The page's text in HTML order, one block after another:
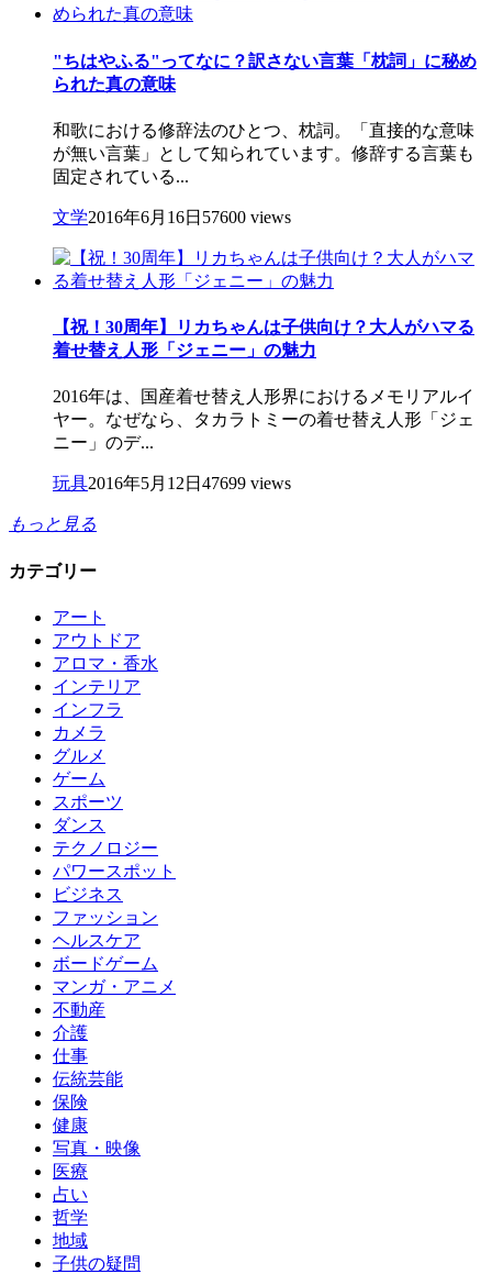
"ちはやふる"ってなに？訳さない言葉「枕詞」に秘め
られた真の意味
和歌における修辞法のひとつ、枕詞。「直接的な意味
が無い言葉」として知られています。修辞する言葉も
固定されている...
文学2016年6月16日 57600 views
【祝！30周年】リカちゃんは子供向け？大人がハマる
着せ替え人形「ジェニー」の魅力
2016年は、国産着せ替え人形界におけるメモリアルイ
ヤー。なぜなら、タカラトミーの着せ替え人形「ジェ
ニー」のデ...
玩具2016年5月12日 47699 views
もっと見る
カテゴリー
アート
アウトドア
アロマ・香水
インテリア
インフラ
カメラ
グルメ
ゲーム
スポーツ
ダンス
テクノロジー
パワースポット
ビジネス
ファッション
ヘルスケア
ボードゲーム
マンガ・アニメ
不動産
介護
仕事
伝統芸能
保険
健康
写真・映像
医療
占い
哲学
地域
子供の疑問